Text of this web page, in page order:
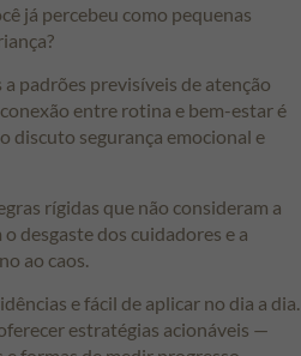
já percebeu como pequenas
padrões previsíveis de atenção
entre rotina e bem-estar é
discuto segurança emocional e
rígidas que não consideram a
desgaste dos cuidadores e a
ao caos.
e fácil de aplicar no dia a dia.
estratégias acionáveis —